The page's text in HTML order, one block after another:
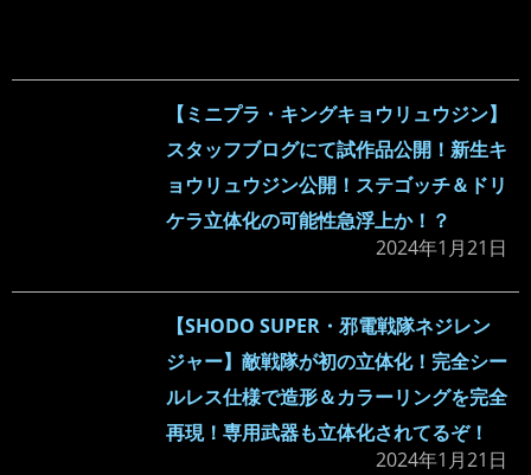
【ミニプラ・キングキョウリュウジン】
スタッフブログにて試作品公開！新生キ
ョウリュウジン公開！ステゴッチ＆ドリ
ケラ立体化の可能性急浮上か！？
2024年1月21日
【SHODO SUPER・邪電戦隊ネジレン
ジャー】敵戦隊が初の立体化！完全シー
ルレス仕様で造形＆カラーリングを完全
再現！専用武器も立体化されてるぞ！
2024年1月21日